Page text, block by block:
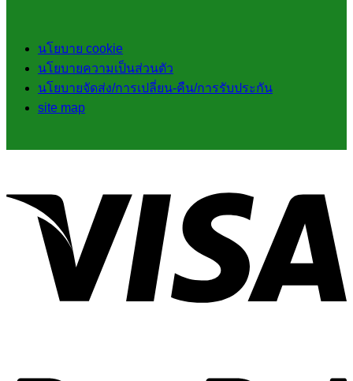
นโยบาย cookie
นโยบายความเป็นส่วนตัว
นโยบายจัดส่ง/การเปลี่ยน-คืน/การรับประกัน
site map